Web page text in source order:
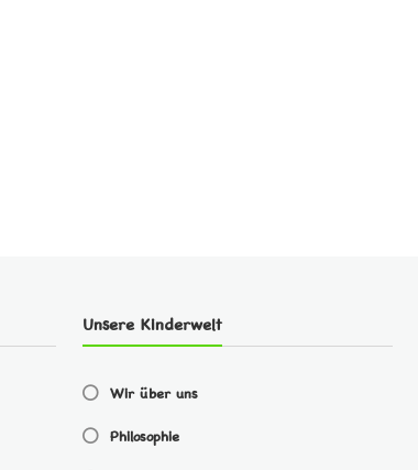
Unsere Kinderwelt
Wir über uns
Philosophie